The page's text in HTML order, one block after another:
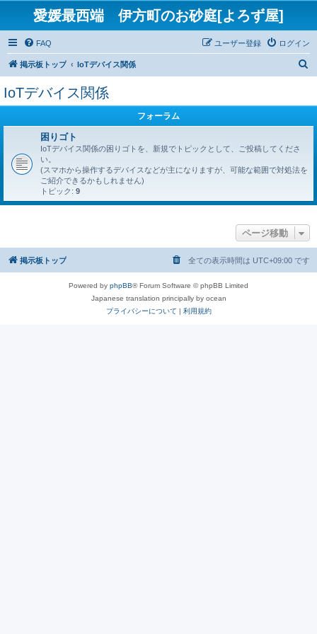
愛媛最西端 伊方町のお砂庭[よろず屋]
FAQ ログイン
ユーザー登録
掲示板トップ IoTデバイス関係
IoTデバイス関係
フォーラム
困りゴト
IoTデバイス関係の困りゴトを、新規でトピックとして、ご投稿してくださ
い。
(スマホから操作するデバイスなどが主になりますが、可能な範囲で対処法を
ご紹介できるかもしれません)
トピック: 9
ページ移動
掲示板トップ 全ての表示時間は UTC+09:00 です
Powered by phpBB® Forum Software © phpBB Limited
Japanese translation principally by ocean
プライバシーについて | 利用規約